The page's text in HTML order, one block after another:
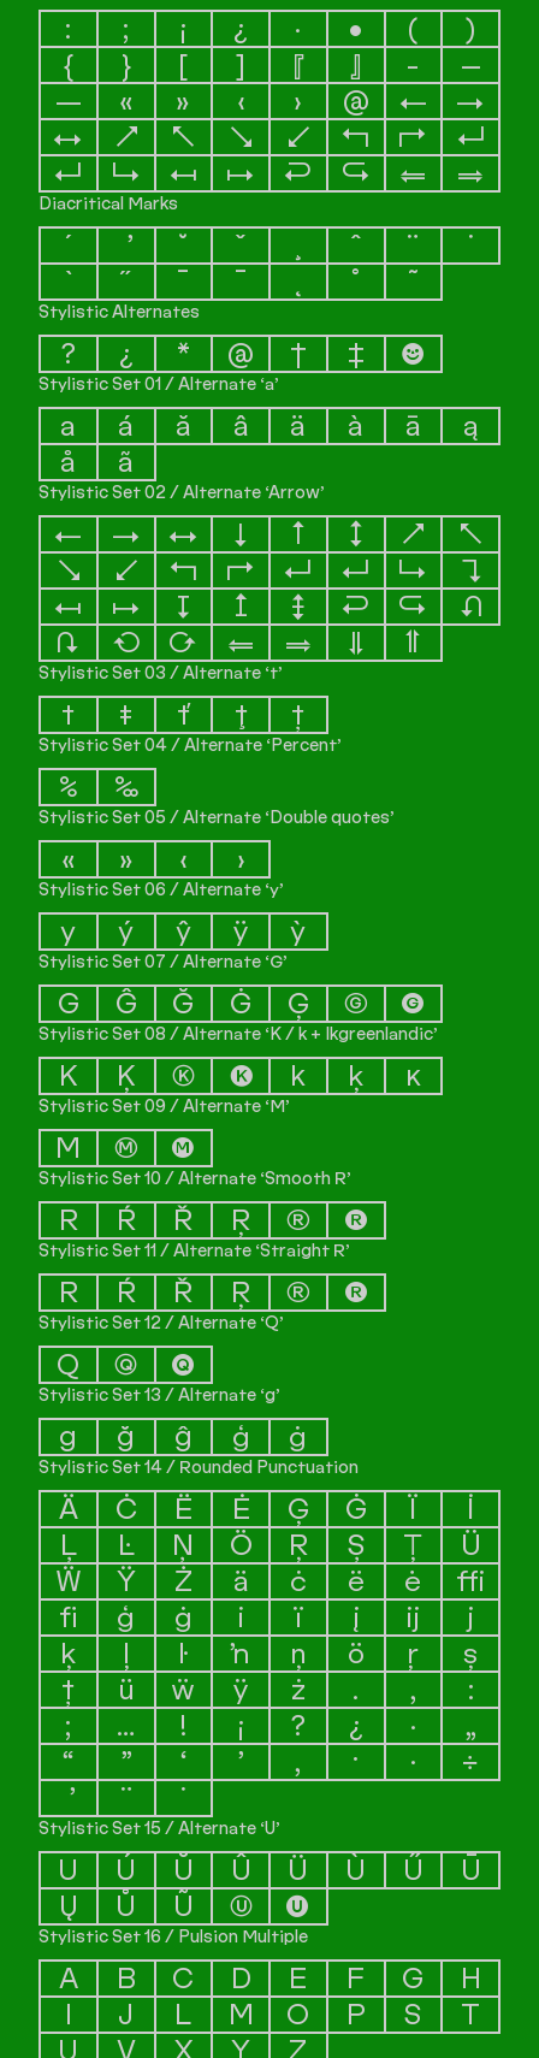
: ; ¡ ¿ · • (
)
{
} [ ] 『 』 -
–
—
« » ‹ › @ ←
→
↔
↗ ↖ ↘ ↙ ↰ ↱
↲
↵
↳ ↤ ↦ ↩ ↪ ⥢ ⥤
Diacritical Marks
´ ˘ ˇ ¸ ˆ ¨
˙
`
˝ ¯ ˉ ˛ ˚ ˜
Stylistic Alternates
? ¿ * @ † ‡ ☻
Stylistic Set 01 / Alternate ‘a’
a á ă â ä à ā
ą
å
ã
Stylistic Set 02 / Alternate ‘Arrow’
← → ↔ ↓ ↑ ↕ ↗
↖
↘
↙ ↰ ↱ ↲ ↵ ↳
↴
↤
↦ ↧ ↥ ↨ ↩ ↪
↶
↷
↻ ↺ ⥢ ⥤ ⥥ ⥣
Stylistic Set 03 / Alternate ‘t’
t ŧ ť ţ ț
Stylistic Set 04 / Alternate ‘Percent’
% ‰
Stylistic Set 05 / Alternate ‘Double quotes’
« » ‹ ›
Stylistic Set 06 / Alternate ‘y’
y ý ŷ ÿ ỳ
Stylistic Set 07 / Alternate ‘G’
G Ĝ Ğ Ġ Ģ Ⓖ 🅖
Stylistic Set 08 / Alternate ‘K / k + Ikgreenlandic’
K Ķ Ⓚ 🅚 k ķ ĸ
Stylistic Set 09 / Alternate ‘M’
M Ⓜ 🅜
Stylistic Set 10 / Alternate ‘Smooth R’
R Ŕ Ř Ŗ Ⓡ 🅡
Stylistic Set 11 / Alternate ‘Straight R’
R Ŕ Ř Ŗ Ⓡ 🅡
Stylistic Set 12 / Alternate ‘Q’
Q Ⓠ 🅠
Stylistic Set 13 / Alternate ‘g’
g ğ ĝ ģ ġ
Stylistic Set 14 / Rounded Punctuation
Ä Ċ Ë Ė Ģ Ġ Ï
İ
Ļ
Ŀ Ņ Ö Ŗ Ș Ț
Ü
Ẅ
Ÿ Ż ä ċ ë ė
ﬃ
ﬁ
ģ ġ i ï į ĳ
j
ķ
ļ ŀ ŉ ņ ö ŗ
ș
ț
ü ẅ ÿ ż . ,
:
;
… ! ¡ ? ¿ ·
„
“
” ‘ ’ ‚ · ∙
÷
¨
˙
Stylistic Set 15 / Alternate ‘U’
U Ú Ŭ Û Ü Ù Ű
Ū
Ų
Ů Ũ Ⓤ 🅤
Stylistic Set 16 / Pulsion Multiple
A B C D E F G
H
I
J L M O P S
T